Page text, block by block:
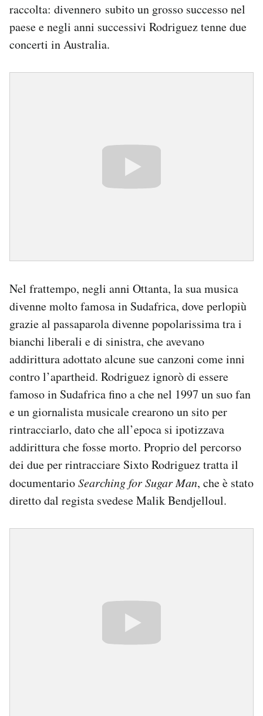
raccolta: divennero subito un grosso successo nel
paese e negli anni successivi Rodriguez tenne due
concerti in Australia.
Nel frattempo, negli anni Ottanta, la sua musica
divenne molto famosa in Sudafrica, dove perlopiù
grazie al passaparola divenne popolarissima tra i
bianchi liberali e di sinistra, che avevano
addirittura adottato alcune sue canzoni come inni
contro l’apartheid. Rodriguez ignorò di essere
famoso in Sudafrica fino a che nel 1997 un suo fan
e un giornalista musicale crearono un sito per
rintracciarlo, dato che all’epoca si ipotizzava
addirittura che fosse morto. Proprio del percorso
dei due per rintracciare Sixto Rodriguez tratta il
documentarioSearching for Sugar Man, che è stato
diretto dal regista svedese Malik Bendjelloul.